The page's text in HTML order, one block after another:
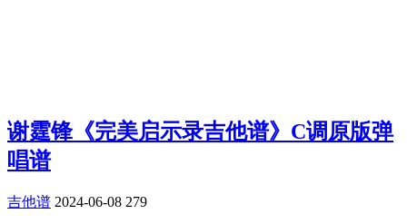
谢霆锋《完美启示录吉他谱》C调原版弹
唱谱
吉他谱 2024-06-08 279